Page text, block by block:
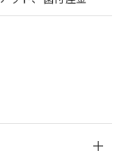
社にご
明書